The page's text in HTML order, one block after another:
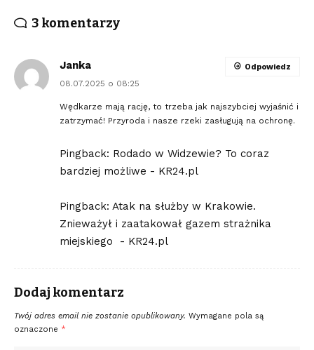
3 komentarzy
Janka
08.07.2025 o 08:25
Wędkarze mają rację, to trzeba jak najszybciej wyjaśnić i
zatrzymać! Przyroda i nasze rzeki zasługują na ochronę.
Odpowiedz
Pingback: Rodado w Widzewie? To coraz
bardziej możliwe - KR24.pl
Pingback: Atak na służby w Krakowie.
Znieważył i zaatakował gazem strażnika
miejskiego - KR24.pl
Dodaj komentarz
Twój adres email nie zostanie opublikowany. Wymagane pola są
oznaczone *